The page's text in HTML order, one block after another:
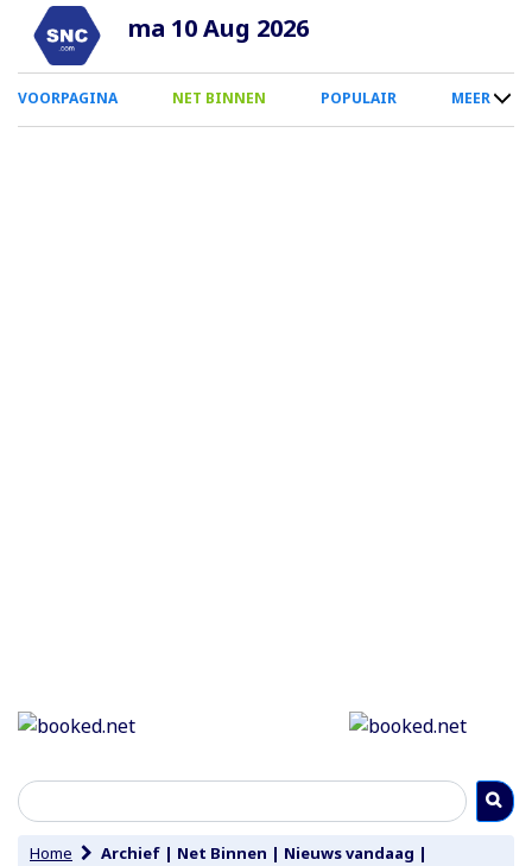
Overslaan
naar
inhoud
ma 10 Aug 2026
0
Smartphone
VOORPAGINA NET BINNEN POPULAIR MEER
Home Archief | Net Binnen | Nieuws vandaag |